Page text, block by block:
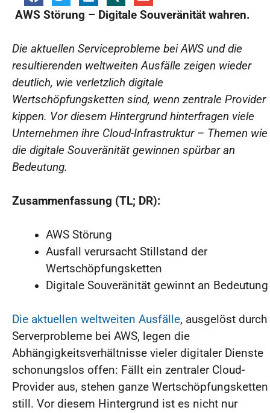
AWS Störung – Digitale Souveränität wahren.
Die aktuellen Serviceprobleme bei AWS und die
resultierenden weltweiten Ausfälle zeigen wieder
deutlich, wie verletzlich digitale
Wertschöpfungsketten sind, wenn zentrale Provider
kippen. Vor diesem Hintergrund hinterfragen viele
Unternehmen ihre Cloud-Infrastruktur – Themen wie
die digitale Souveränität gewinnen spürbar an
Bedeutung.
Zusammenfassung (TL; DR):
AWS Störung
Ausfall verursacht Stillstand der
Wertschöpfungsketten
Digitale Souveränität gewinnt an Bedeutung
Die aktuellen weltweiten Ausfälle, ausgelöst durch
Serverprobleme bei AWS, legen die
Abhängigkeitsverhältnisse vieler digitaler Dienste
schonungslos offen: Fällt ein zentraler Cloud-
Provider aus, stehen ganze Wertschöpfungsketten
still. Vor diesem Hintergrund ist es nicht nur